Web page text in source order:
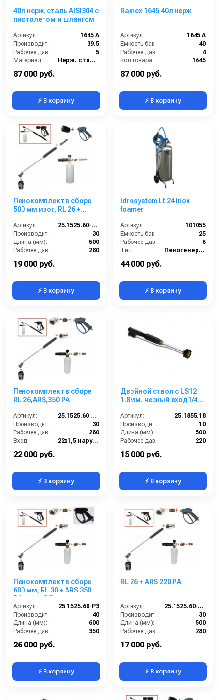
40л нерж. сталь AISI304 с
пистолетом и шлангом
Артикул:
1645 A
Производительность (л/мин):
39.5
Рабочее давление (бар):
5
Материал:
Нерж. сталь 304
87 000 руб.
⚡ В корзину
Ramex 1645 40л нерж
Артикул:
1645 A
Ёмкость бака (л):
40
Рабочее давление (бар):
4
Код товара:
1645
87 000 руб.
⚡ В корзину
Пенокомплект в сборе
500 мм изог, RL 26 +
KWRM; вход М22х1,5ш.
Артикул:
25.1525.60-P26KWRM
Производительность (л/мин):
30
Длина (мм):
500
Рабочее давление (бар):
280
19 000 руб.
⚡ В корзину
idrosystem Lt 24 inox
foamer
Артикул:
101055
Ёмкость бака (л):
25
Рабочее давление (бар):
6
Тип:
Пеногенератор
44 000 руб.
⚡ В корзину
Пенокомплект в сборе
RL 26,ARS,350 РА
Артикул:
25.1525.60 ZINC LANCE BC
Производительность (л/мин):
30
Рабочее давление (бар):
280
Вход:
22х1,5 наружняя резьба
22 000 руб.
⚡ В корзину
Двойной ствол с LS12
1.8мм. черный вход1/4
Артикул:
25.1855.18
Производительность (л/мин):
10
Длина (мм):
500
Рабочее давление (бар):
220
15 000 руб.
⚡ В корзину
Пенокомплект в сборе
600 мм, RL 30 + ARS 350
РА; вход 3/8ш.
Артикул:
25.1525.60-P3
Производительность (л/мин):
40
Длина (мм):
600
Рабочее давление (бар):
350
26 000 руб.
⚡ В корзину
RL 26 + ARS 220 РА
Артикул:
25.1525.60-P26-220
Производительность (л/мин):
30
Длина (мм):
500
Рабочее давление (бар):
280
17 000 руб.
⚡ В корзину